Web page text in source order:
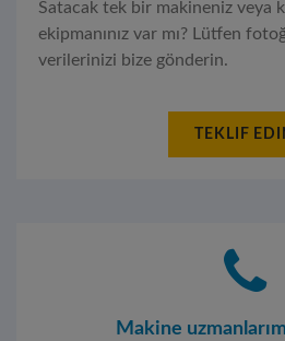
Satacak tek bir makineniz veya
ekipmanınız var mı? Lütfen
verilerinizi bize gönderin.
TEKLIF
Makine